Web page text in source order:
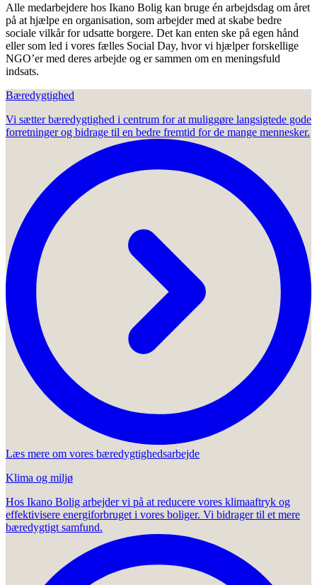
Alle medarbejdere hos Ikano Bolig kan bruge én arbejdsdag om året
på at hjælpe en organisation, som arbejder med at skabe bedre
sociale vilkår for udsatte borgere. Det kan enten ske på egen hånd
eller som led i vores fælles Social Day, hvor vi hjælper forskellige
NGO’er med deres arbejde og er sammen om en meningsfuld
indsats.
Bæredygtighed
Vi sætter bæredygtighed i centrum for at muliggøre langsigtede gode
forretninger og bidrage til en bedre fremtid for de mange mennesker.
Læs mere om vores bæredygtighedsarbejde
Klima og miljø
Hos Ikano Bolig arbejder vi på at reducere vores klimaaftryk og
effektivisere energiforbruget i vores boliger. Vi bidrager til et mere
bæredygtigt samfund.